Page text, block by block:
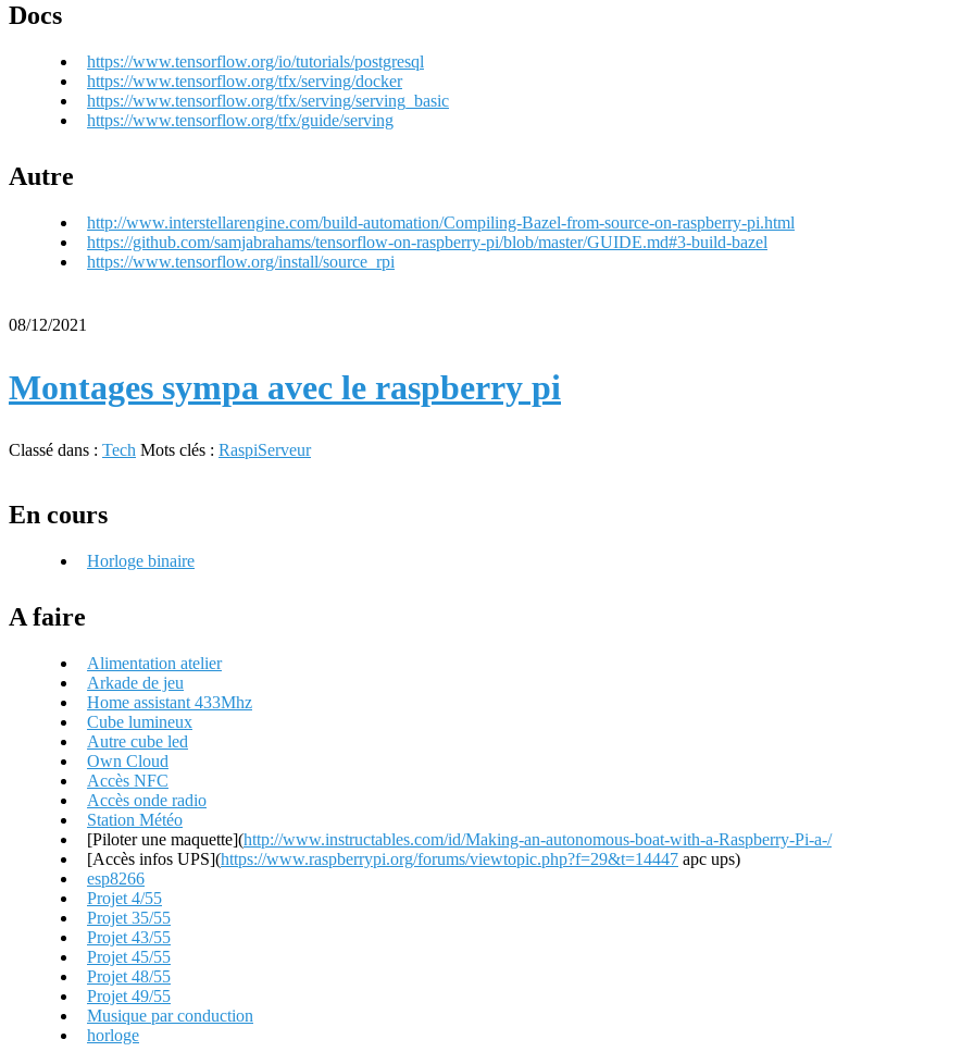
Docs
https://www.tensorflow.org/io/tutorials/postgresql
https://www.tensorflow.org/tfx/serving/docker
https://www.tensorflow.org/tfx/serving/serving_basic
https://www.tensorflow.org/tfx/guide/serving
Autre
http://www.interstellarengine.com/build-automation/Compiling-Bazel-from-source-on-raspberry-pi.html
https://github.com/samjabrahams/tensorflow-on-raspberry-pi/blob/master/GUIDE.md#3-build-bazel
https://www.tensorflow.org/install/source_rpi
08/12/2021
Montages sympa avec le raspberry pi
Classé dans : Tech Mots clés : RaspiServeur
En cours
Horloge binaire
A faire
Alimentation atelier
Arkade de jeu
Home assistant 433Mhz
Cube lumineux
Autre cube led
Own Cloud
Accès NFC
Accès onde radio
Station Météo
[Piloter une maquette](http://www.instructables.com/id/Making-an-autonomous-boat-with-a-Raspberry-Pi-a-/
[Accès infos UPS](https://www.raspberrypi.org/forums/viewtopic.php?f=29&t=14447 apc ups)
esp8266
Projet 4/55
Projet 35/55
Projet 43/55
Projet 45/55
Projet 48/55
Projet 49/55
Musique par conduction
horloge